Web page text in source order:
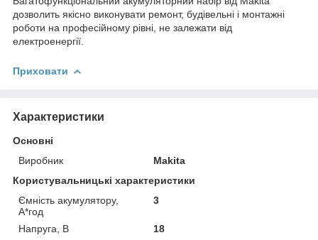
дозволить якісно виконувати ремонт, будівельні і монтажні
роботи на професійному рівні, не залежати від
електроенергії.
Приховати
Характеристики
Основні
Виробник
Makita
Користувальницькі характеристики
Ємність акумулятору,
А*год
3
Напруга, В 18